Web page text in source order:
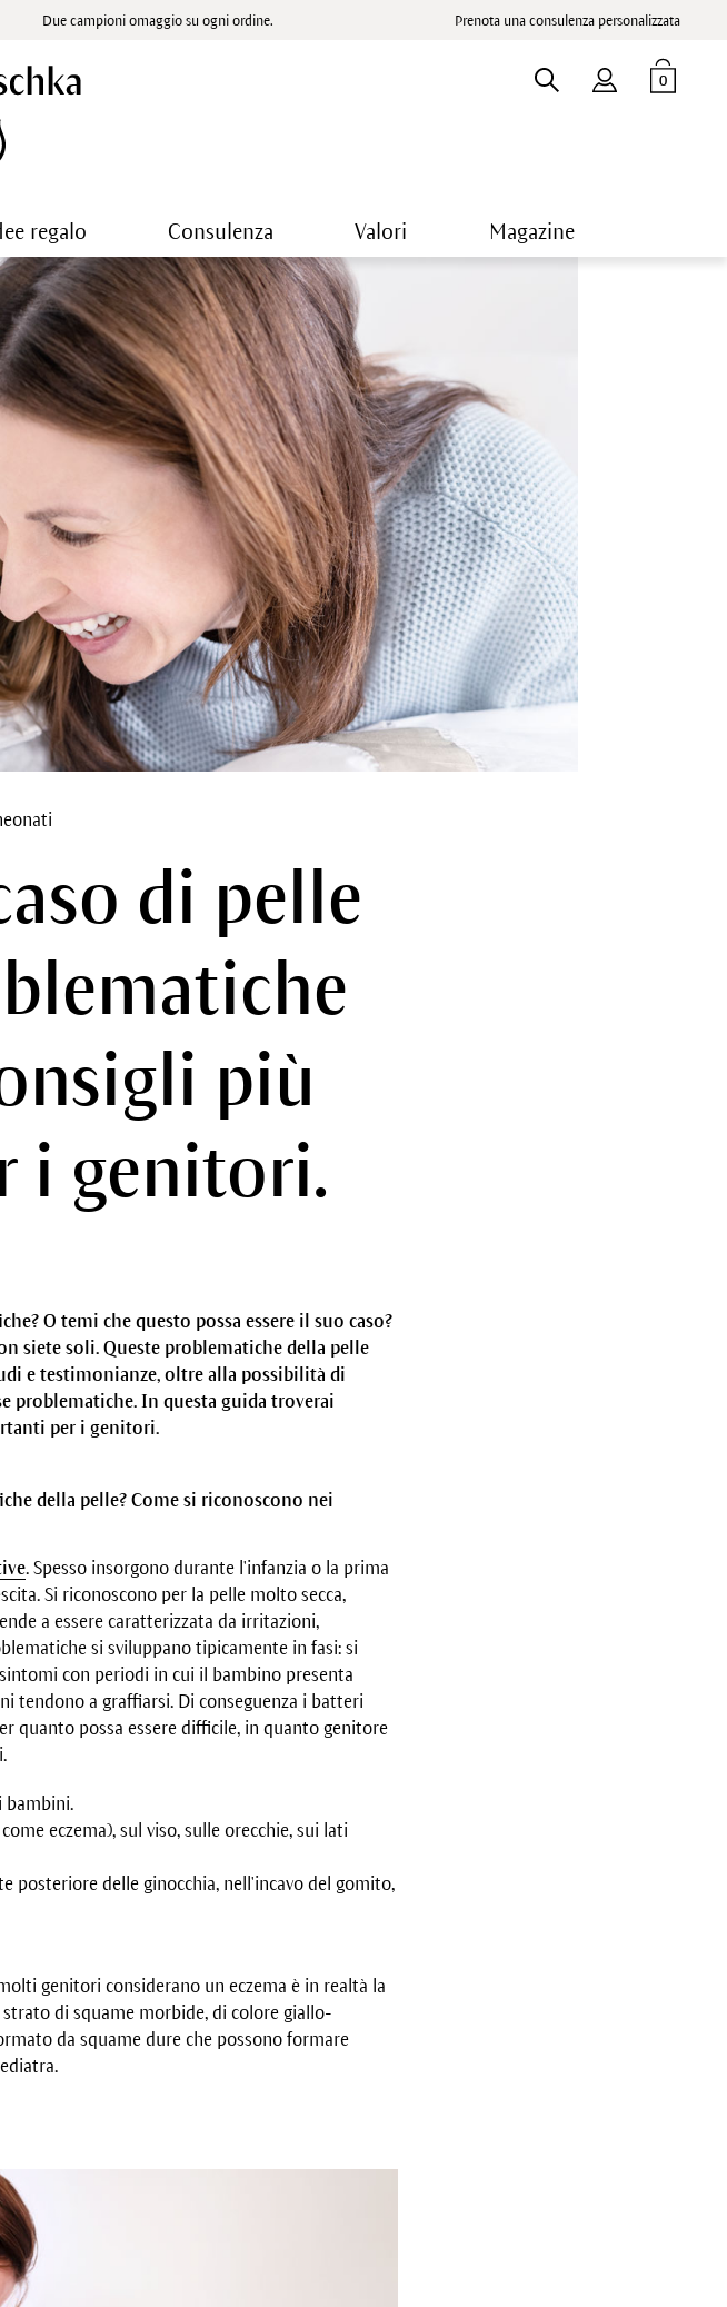
Due campioni omaggio su ogni ordine. Prenota una consulenza personalizzata
0
regalo Consulenza Valori Magazine
di pelle
più
i genitori.
O temi che questo possa essere il suo caso?
siete soli. Queste problematiche della pelle
e testimonianze, oltre alla possibilità di
problematiche. In questa guida troverai
per i genitori.
della pelle? Come si riconoscono nei
. Spesso insorgono durante l'infanzia o la prima
Si riconoscono per la pelle molto secca,
a essere caratterizzata da irritazioni,
si sviluppano tipicamente in fasi: si
con periodi in cui il bambino presenta
tendono a graffiarsi. Di conseguenza i batteri
quanto possa essere difficile, in quanto genitore
bambini.
eczema), sul viso, sulle orecchie, sui lati
posteriore delle ginocchia, nell'incavo del gomito,
genitori considerano un eczema è in realtà la
di squame morbide, di colore giallo-
da squame dure che possono formare